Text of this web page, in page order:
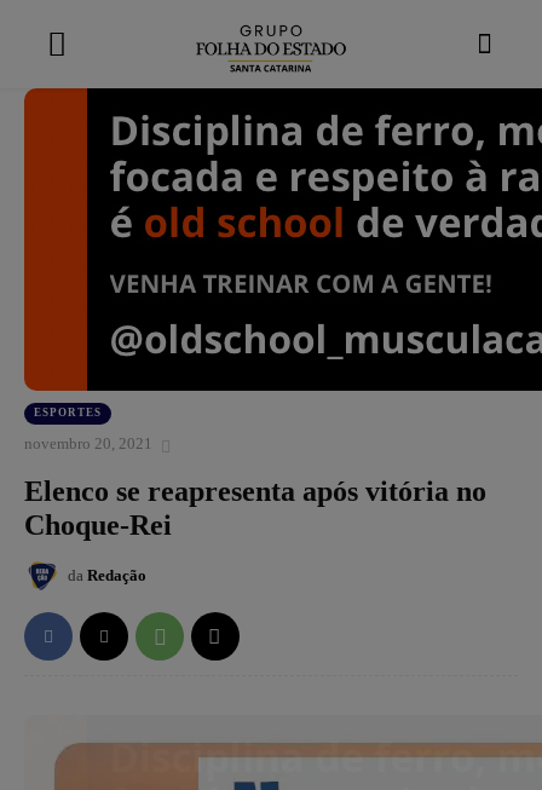
ESPORTES
novembro 20, 2021
Elenco se reapresenta após vitória no
Choque-Rei
da Redação